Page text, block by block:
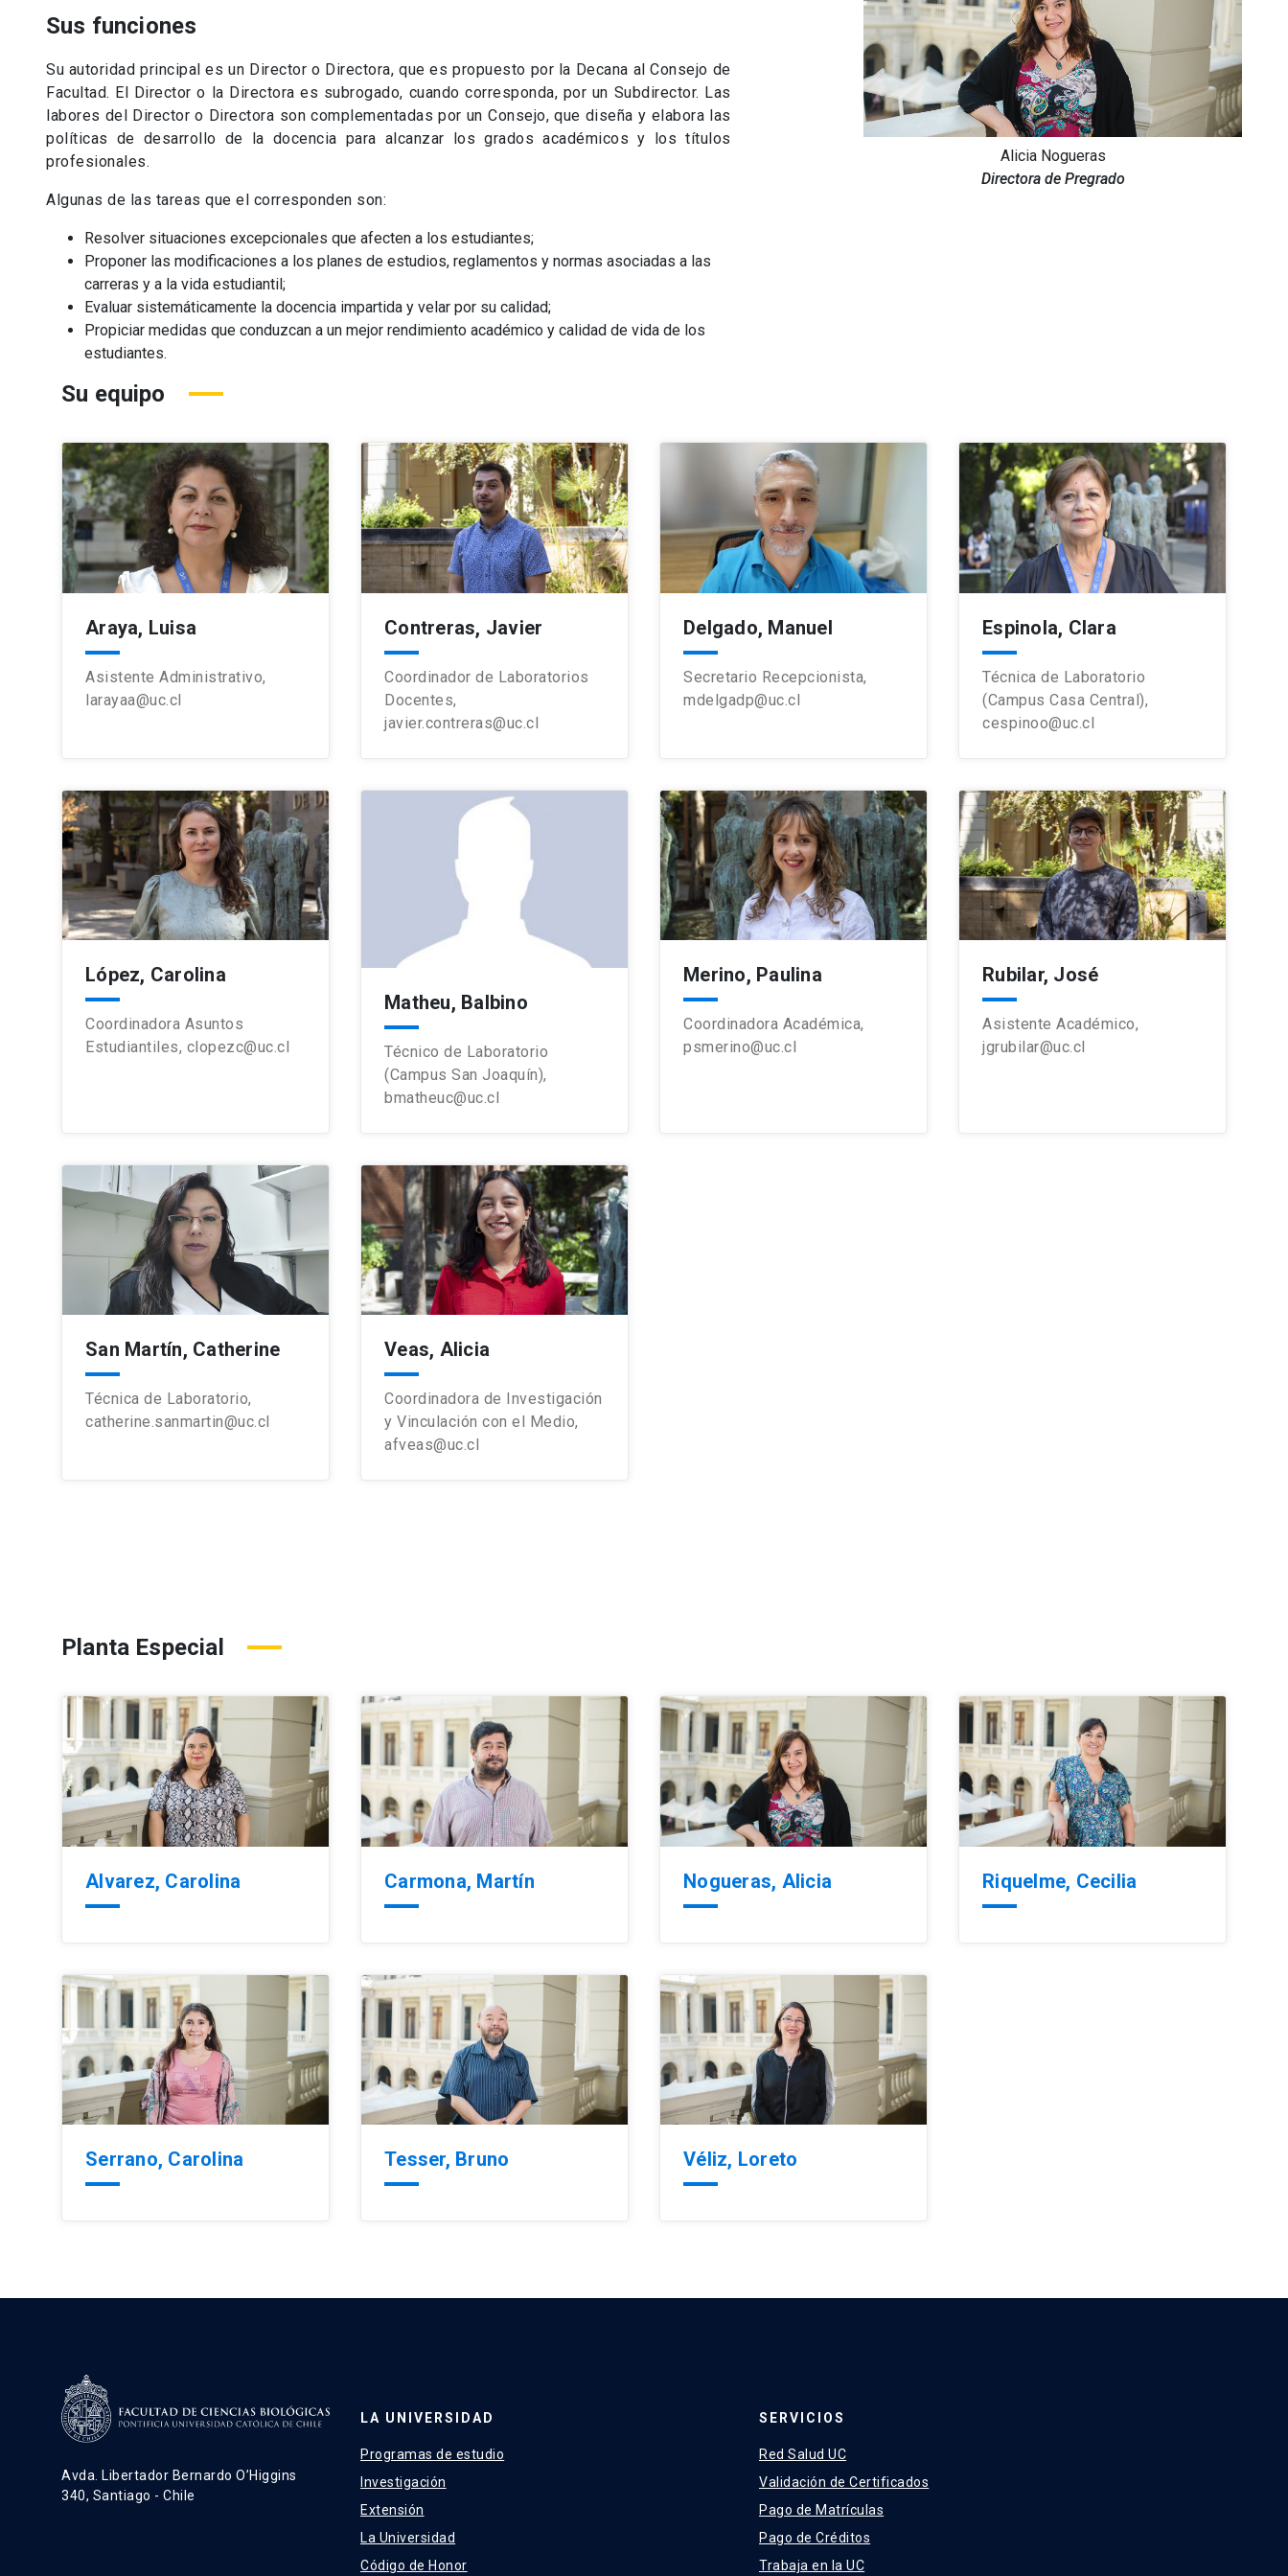
Sus funciones
Su autoridad principal es un Director o Directora, que es propuesto por la Decana al Consejo de
Facultad. El Director o la Directora es subrogado, cuando corresponda, por un Subdirector. Las
labores del Director o Directora son complementadas por un Consejo, que diseña y elabora las
políticas de desarrollo de la docencia para alcanzar los grados académicos y los títulos
profesionales.
Algunas de las tareas que el corresponden son:
Resolver situaciones excepcionales que afecten a los estudiantes;
Proponer las modificaciones a los planes de estudios, reglamentos y normas asociadas a las
carreras y a la vida estudiantil;
Evaluar sistemáticamente la docencia impartida y velar por su calidad;
Propiciar medidas que conduzcan a un mejor rendimiento académico y calidad de vida de los
estudiantes.
Alicia Nogueras
Directora de Pregrado
Su equipo
Araya, Luisa
Asistente Administrativo,
larayaa@uc.cl
Contreras, Javier
Coordinador de Laboratorios
Docentes,
javier.contreras@uc.cl
Delgado, Manuel
Secretario Recepcionista,
mdelgadp@uc.cl
Espinola, Clara
Técnica de Laboratorio
(Campus Casa Central),
cespinoo@uc.cl
López, Carolina
Coordinadora Asuntos
Estudiantiles, clopezc@uc.cl
Matheu, Balbino
Técnico de Laboratorio
(Campus San Joaquín),
bmatheuc@uc.cl
Merino, Paulina
Coordinadora Académica,
psmerino@uc.cl
Rubilar, José
Asistente Académico,
jgrubilar@uc.cl
San Martín, Catherine
Técnica de Laboratorio,
catherine.sanmartin@uc.cl
Veas, Alicia
Coordinadora de Investigación
y Vinculación con el Medio,
afveas@uc.cl
Planta Especial
Alvarez, Carolina Carmona, Martín Nogueras, Alicia Riquelme, Cecilia
Serrano, Carolina Tesser, Bruno Véliz, Loreto
Avda. Libertador Bernardo O’Higgins
340, Santiago - Chile
LA UNIVERSIDAD
Programas de estudio
Investigación
Extensión
La Universidad
Código de Honor
SERVICIOS
Red Salud UC
Validación de Certificados
Pago de Matrículas
Pago de Créditos
Trabaja en la UC